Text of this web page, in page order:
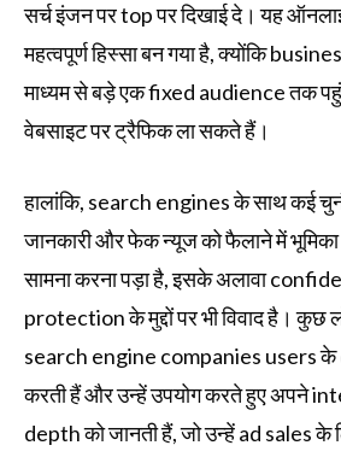
सर्च इंजन पर top पर दिखाई दे। यह
महत्वपूर्ण हिस्सा बन गया है, क्योंकि
माध्यम से बड़े एक fixed audience तक
वेबसाइट पर ट्रैफिक ला सकते हैं।
हालांकि, search engines के साथ कई
जानकारी और फेक न्यूज को फैलाने में
सामना करना पड़ा है, इसके अलावा
protection के मुद्दों पर भी विवाद है। कुछ
search engine companies users
करती हैं और उन्हें उपयोग करते हुए अपने
depth को जानती हैं, जो उन्हें ad sales के